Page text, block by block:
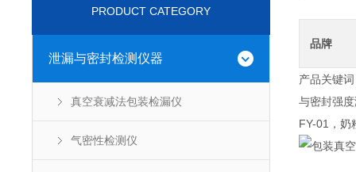
PRODUCT CATEGORY
泄漏与密封检测仪器
真空衰减法包装检漏仪
气密性检测仪
品牌
产品关键
与密封强
FY-01，奶